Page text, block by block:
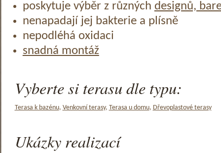
poskytuje výběr z různých designů,
nenapadají jej bakterie a plísně
nepodléhá oxidaci
snadná montáž
Vyberte si terasu dle typu:
Terasa k bazénu, Venkovní terasy, Terasa u domu, Dřevoplastové terasy
Ukázky realizací